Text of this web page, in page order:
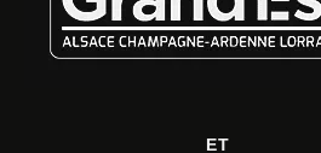
ET